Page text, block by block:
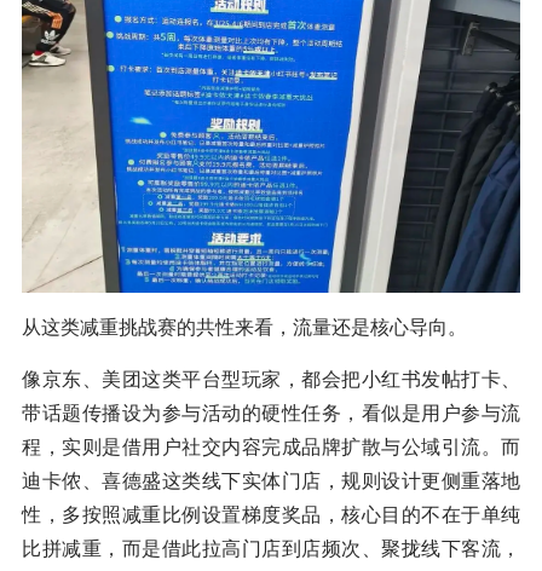
从这类减重挑战赛的共性来看，流量还是核心导向。
像京东、美团这类平台型玩家，都会把小红书发帖打卡、
带话题传播设为参与活动的硬性任务，看似是用户参与流
程，实则是借用户社交内容完成品牌扩散与公域引流。而
迪卡侬、喜德盛这类线下实体门店，规则设计更侧重落地
性，多按照减重比例设置梯度奖品，核心目的不在于单纯
比拼减重，而是借此拉高门店到店频次、聚拢线下客流，